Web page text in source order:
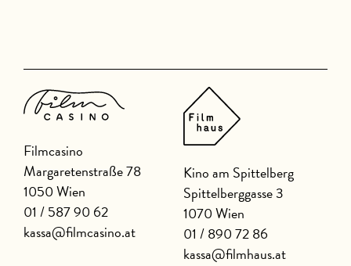
Filmcasino
Margaretenstraße 78
1050 Wien
01 / 587 90 62
kassa@filmcasino.at
Kino am Spittelberg
Spittelberggasse 3
1070 Wien
01 / 890 72 86
kassa@filmhaus.at